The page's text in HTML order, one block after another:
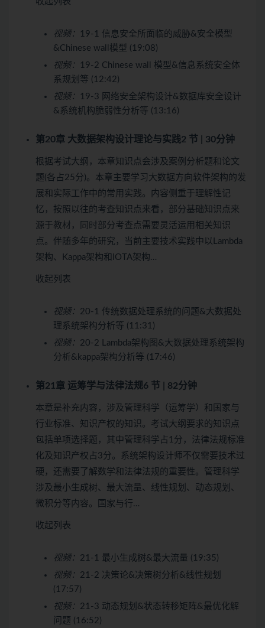
视频：
19-1 信息安全所面临的威胁&安全模型
&Chinese wall模型 (19:08)
视频：
19-2 Chinese wall 模型&信息系统安全体
系规划等 (12:42)
视频：
19-3 网络安全架构设计&数据库安全设计
&系统机构脆弱性分析等 (13:16)
第20章 大数据架构设计理论与实践2 节 | 30分钟
根据考试大纲，本章知识点会涉及案例分析题和论文
题(各占25分)。本章主要学习大数据方向软件架构的发
展和实际工作中的常用实践。内容侧重于理解性记
忆，按照以往的考查知识点来看，部分基础知识点来
源于教材，同时部分考查点需要灵活运用相关知识
点。伴随多年的研究，当前主要技术实践中以Lambda
架构、Kappa架构和IOTA架构…
收起列表
视频： 20-1 传统数据处理系统的问题&大数据处
理系统架构分析等 (11:31)
视频： 20-2 Lambda架构图&大数据处理系统架构
分析&kappa架构分析等 (17:46)
第21章 运筹学与法律法规6 节 | 82分钟
本章是补充内容，涉及管理科学（运筹学）和国家与
行业标准、知识产权的知识。考试大纲要求的知识点
包括单项选择题，其中管理科学占1分，法律法规标准
化及知识产权占3分。系统架构设计师不仅需要技术过
硬，还需要了解数学和法律法规的重要性。管理科学
涉及最小生成树、最大流量、线性规划、动态规划、
微积分等内容。国家与行…
收起列表
视频： 21-1 最小生成树&最大流量 (19:35)
视频： 21-2 决策论&决策树分析&线性规划
(17:57)
视频： 21-3 动态规划&状态转移矩阵&最优化解
问题 (16:52)